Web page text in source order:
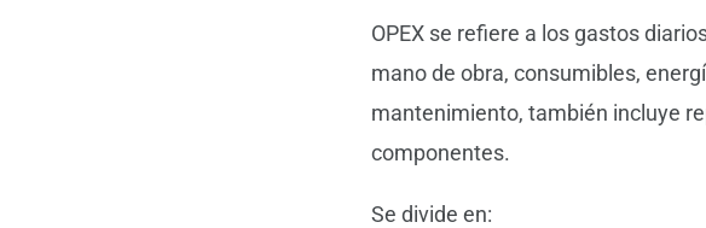
OPEX se refiere a los gastos
mano de obra, consumibles,
mantenimiento, también incluye
componentes.
Se divide en: